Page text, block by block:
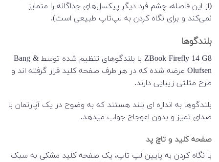
(از این فاصله، چشم فرد دیگر پیکسل‌های جداگانه را متمایز
نمی‌کند و برای نگاه کردن به لپ‌تاپ طبیعی است).
بلندگوها
ZBook Firefly 14 G8 با بلندگوهای تنظیم شده توسط Bang &
Olufsen عرضه شده که در هر طرف صفحه کلید قرار گرفته اند و
طرح مثلثی زیبایی دارند.
بلندگوها به اندازه ای بلند هستند که به وضوح در یک آپارتمان با
صدای تمیز و بدون اعوجاج جواب میدهد.
صفحه کلید و تاچ پد
با نگاه کردن به پایین لپ تاپ، یک صفحه کلید مشکی به سبک